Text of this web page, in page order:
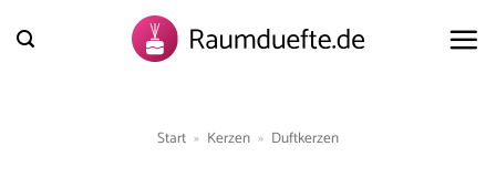
Inhalt
Start » Kerzen » Duftkerzen